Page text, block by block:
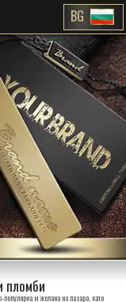
BG
пломби
и желана на пазара, като